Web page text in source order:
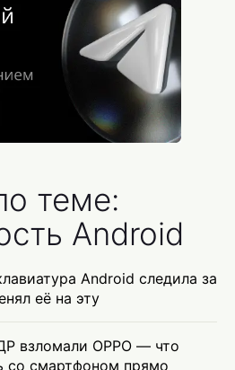
теме:
Android
Android следила за
её на эту
взломали OPPO — что
со смартфоном прямо